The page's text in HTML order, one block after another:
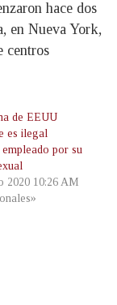
hace dos
en Nueva York,
centros
de EEUU
es ilegal
empleado por su
2020 10:26 AM